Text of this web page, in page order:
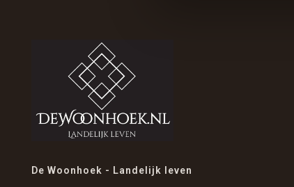
De Woonhoek - Landelijk leven